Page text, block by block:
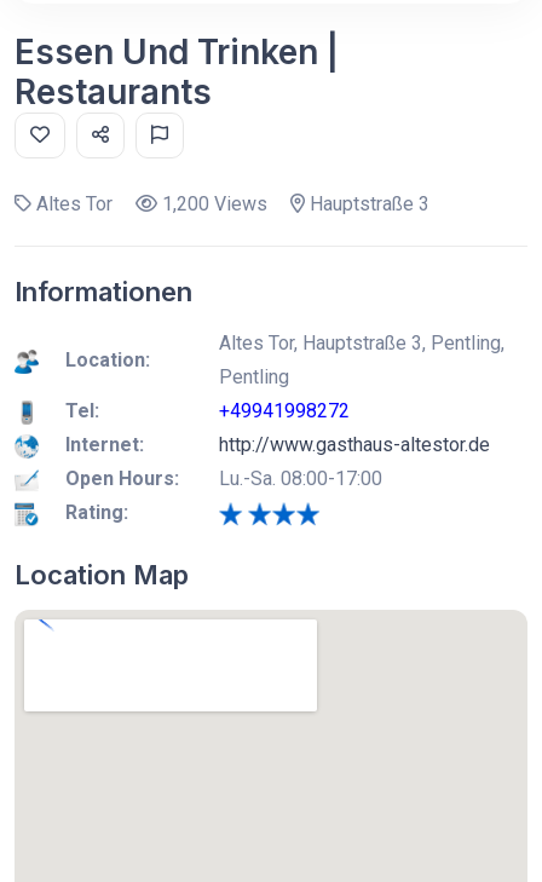
Essen Und Trinken |
Restaurants
Altes Tor 1,200 Views Hauptstraße 3
Informationen
Location:
Altes Tor, Hauptstraße 3, Pentling,
Pentling
Tel:
+49941998272
Internet:
http://www.gasthaus-altestor.de
Open Hours:
Lu.-Sa. 08:00-17:00
Rating:
Location Map